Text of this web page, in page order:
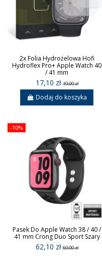
2x Folia Hydrożelowa Hofi
Hydroflex Pro+ Apple Watch 40
/ 41 mm
17,10 zł19,00 zł
Dodaj do koszyka
-10%
Pasek Do Apple Watch 38 / 40 /
41 mm Crong Duo Sport Szary
62,10 zł69,00 zł